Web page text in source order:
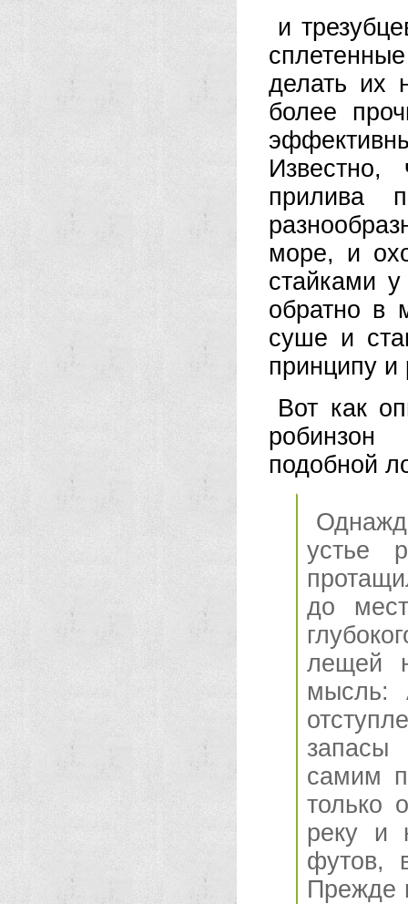
и
делать их
более
прилива
море, и
стайками
обратно в
суше и
принципу и
Вот как
робинзон
подобной
устье
до
лещей
мысль:
запасы
самим
только
реку и
футов,
Прежде